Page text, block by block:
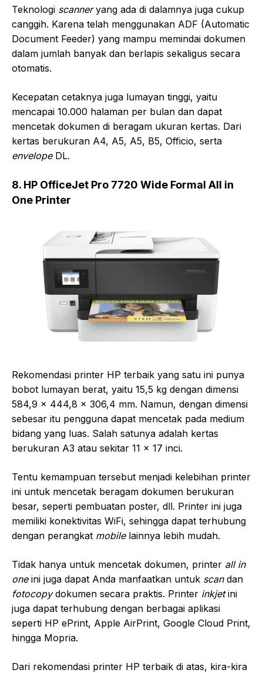
Teknologi scanneryang ada di dalamnya juga cukup
canggih. Karena telah menggunakan ADF (Automatic
Document Feeder) yang mampu memindai dokumen
dalam jumlah banyak dan berlapis sekaligus secara
otomatis.
Kecepatan cetaknya juga lumayan tinggi, yaitu
mencapai 10.000 halaman per bulan dan dapat
mencetak dokumen di beragam ukuran kertas. Dari
kertas berukuran A4, A5, A5, B5, Officio, serta
envelopeDL.
8. HP OfficeJet Pro 7720 Wide Formal All in
One Printer
Rekomendasi printer HP terbaik yang satu ini punya
bobot lumayan berat, yaitu 15,5 kg dengan dimensi
584,9 x 444,8 x 306,4 mm. Namun, dengan dimensi
sebesar itu pengguna dapat mencetak pada medium
bidang yang luas. Salah satunya adalah kertas
berukuran A3 atau sekitar 11 x 17 inci.
Tentu kemampuan tersebut menjadi kelebihan printer
ini untuk mencetak beragam dokumen berukuran
besar, seperti pembuatan poster, dll. Printer ini juga
memiliki konektivitas WiFi, sehingga dapat terhubung
dengan perangkat mobile lainnya lebih mudah.
Tidak hanya untuk mencetak dokumen, printer all in
one ini juga dapat Anda manfaatkan untuk scan dan
fotocopydokumen secara praktis. Printer inkjetini
juga dapat terhubung dengan berbagai aplikasi
seperti HP ePrint, Apple AirPrint, Google Cloud Print,
hingga Mopria.
Dari rekomendasi printer HP terbaik di atas, kira-kira